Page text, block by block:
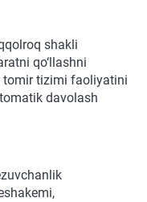
shakli
qo‘llashni
tomir tizimi faoliyatini
davolash